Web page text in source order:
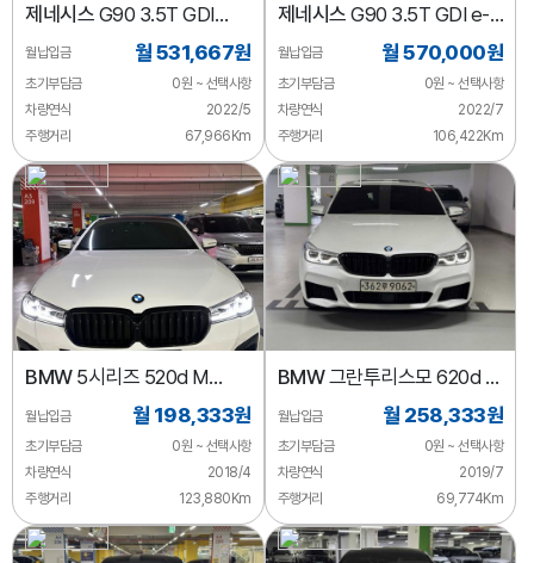
제네시스 G90 3.5T GDI
AWD
월납입금 월 531,667원
초기부담금
0원 ~ 선택사항
차량연식
2022/5
주행거리
67,966Km
제네시스 G90 3.5T GDI e-
S/C LWB AWD
월납입금 월 570,000원
초기부담금
0원 ~ 선택사항
차량연식
2022/7
주행거리
106,422Km
BMW5시리즈 520d M
스포츠 플러스
월납입금 월 198,333원
초기부담금
0원 ~ 선택사항
차량연식
2018/4
주행거리
123,880Km
BMW그란투리스모 620d M
스포츠
월납입금 월 258,333원
초기부담금
0원 ~ 선택사항
차량연식
2019/7
주행거리
69,774Km